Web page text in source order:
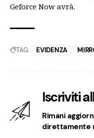
Geforce Now avrà.
TAG: EVIDENZA
Iscriviti
Rimani
direttamente